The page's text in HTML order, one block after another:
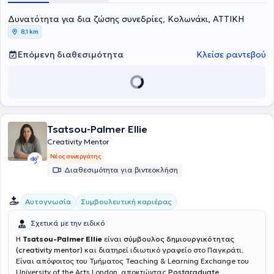
Δυνατότητα για δια ζώσης συνεδρίες, Κολωνάκι, ΑΤΤΙΚΗ
8,1 km
Επόμενη διαθεσιμότητα Κλείσε ραντεβού
Tsatsou-Palmer Ellie
Creativity Mentor
Νέος συνεργάτης
Διαθεσιμότητα για βιντεοκλήση
Αυτογνωσία Συμβουλευτική καριέρας
Σχετικά με την ειδικό
Η Tsatsou-Palmer Ellie είναι σύμβουλος δημιουργικότητας
(creativity mentor) και διατηρεί ιδιωτικό γραφείο στο Παγκράτι.
Είναι απόφοιτος του Τμήματος Teaching & Learning Exchange του
University of the Arts London, αποκτώντας Postgraduate